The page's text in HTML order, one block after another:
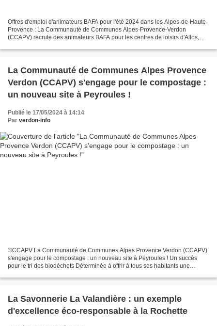
Offres d'emploi d'animateurs BAFA pour l'été 2024 dans les Alpes-de-Haute-
Provence : La Communauté de Communes Alpes-Provence-Verdon
(CCAPV) recrute des animateurs BAFA pour les centres de loisirs d'Allos,
La Communauté de Communes Alpes Provence
Verdon (CCAPV) s'engage pour le compostage :
un nouveau site à Peyroules !
Publié le 17/05/2024 à 14:14
Par verdon-info
©CCAPV La Communauté de Communes Alpes Provence Verdon (CCAPV)
s'engage pour le compostage : un nouveau site à Peyroules ! Un succès
pour le tri des biodéchets Déterminée à offrir à tous ses habitants une
La Savonnerie La Valandière : un exemple
d'excellence éco-responsable à la Rochette